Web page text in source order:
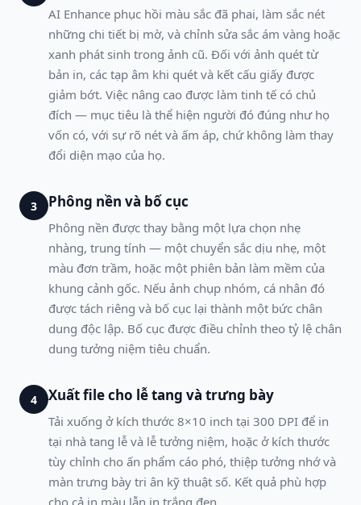
AI Enhance phục hồi màu sắc đã phai, làm sắc nét
những chi tiết bị mờ, và chỉnh sửa sắc ám vàng hoặc
xanh phát sinh trong ảnh cũ. Đối với ảnh quét từ
bản in, các tạp âm khi quét và kết cấu giấy được
giảm bớt. Việc nâng cao được làm tinh tế có chủ
đích — mục tiêu là thể hiện người đó đúng như họ
vốn có, với sự rõ nét và ấm áp, chứ không làm thay
đổi diện mạo của họ.
3 Phông nền và bố cục
Phông nền được thay bằng một lựa chọn nhẹ
nhàng, trung tính — một chuyển sắc dịu nhẹ, một
màu đơn trầm, hoặc một phiên bản làm mềm của
khung cảnh gốc. Nếu ảnh chụp nhóm, cá nhân đó
được tách riêng và bố cục lại thành một bức chân
dung độc lập. Bố cục được điều chỉnh theo tỷ lệ chân
dung tưởng niệm tiêu chuẩn.
4 Xuất file cho lễ tang và trưng bày
Tải xuống ở kích thước 8×10 inch tại 300 DPI để in
tại nhà tang lễ và lễ tưởng niệm, hoặc ở kích thước
tùy chỉnh cho ấn phẩm cáo phó, thiệp tưởng nhớ và
màn trưng bày tri ân kỹ thuật số. Kết quả phù hợp
cho cả in màu lẫn in trắng đen.